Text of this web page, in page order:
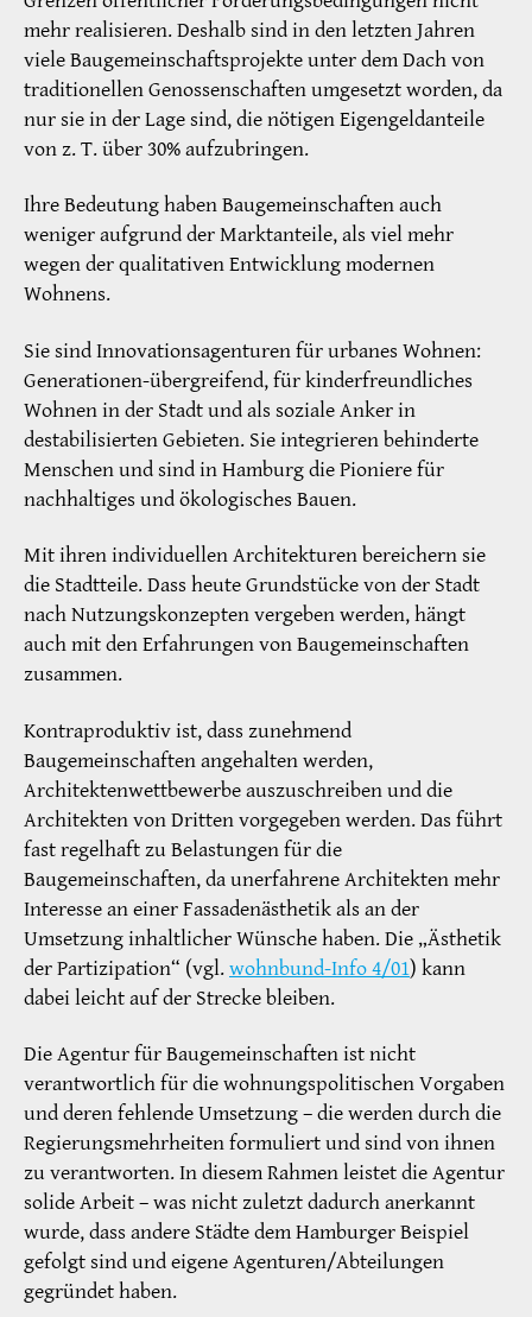
mehr realisieren. Deshalb sind in den letzten Jahren
viele Baugemeinschaftsprojekte unter dem Dach von
traditionellen Genossenschaften umgesetzt worden, da
nur sie in der Lage sind, die nötigen Eigengeldanteile
von z. T. über 30% aufzubringen.
Ihre Bedeutung haben Baugemeinschaften auch
weniger aufgrund der Marktanteile, als viel mehr
wegen der qualitativen Entwicklung modernen
Wohnens.
Sie sind Innovationsagenturen für urbanes Wohnen:
Generationen-übergreifend, für kinderfreundliches
Wohnen in der Stadt und als soziale Anker in
destabilisierten Gebieten. Sie integrieren behinderte
Menschen und sind in Hamburg die Pioniere für
nachhaltiges und ökologisches Bauen.
Mit ihren individuellen Architekturen bereichern sie
die Stadtteile. Dass heute Grundstücke von der Stadt
nach Nutzungskonzepten vergeben werden, hängt
auch mit den Erfahrungen von Baugemeinschaften
zusammen.
Kontraproduktiv ist, dass zunehmend
Baugemeinschaften angehalten werden,
Architektenwettbewerbe auszuschreiben und die
Architekten von Dritten vorgegeben werden. Das führt
fast regelhaft zu Belastungen für die
Baugemeinschaften, da unerfahrene Architekten mehr
Interesse an einer Fassadenästhetik als an der
Umsetzung inhaltlicher Wünsche haben. Die „Ästhetik
der Partizipation“ (vgl.wohnbund-Info 4/01) kann
dabei leicht auf der Strecke bleiben.
Die Agentur für Baugemeinschaften ist nicht
verantwortlich für die wohnungspolitischen Vorgaben
und deren fehlende Umsetzung – die werden durch die
Regierungsmehrheiten formuliert und sind von ihnen
zu verantworten. In diesem Rahmen leistet die Agentur
solide Arbeit – was nicht zuletzt dadurch anerkannt
wurde, dass andere Städte dem Hamburger Beispiel
gefolgt sind und eigene Agenturen/Abteilungen
gegründet haben.